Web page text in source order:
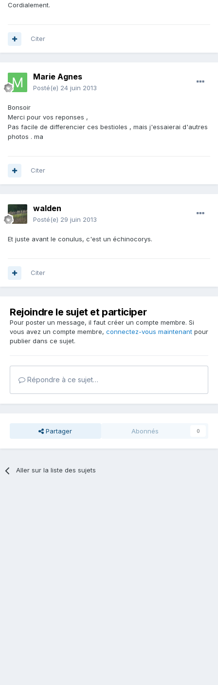
Cordialement.
Citer
Marie Agnes
Posté(e) 24 juin 2013
Bonsoir
Merci pour vos reponses ,
Pas facile de differencier ces bestioles , mais j'essaierai d'autres
photos . ma
Citer
walden
Posté(e) 29 juin 2013
Et juste avant le conulus, c'est un échinocorys.
Citer
Rejoindre le sujet et participer
Pour poster un message, il faut créer un compte membre. Si
vous avez un compte membre, connectez-vous maintenant pour
publier dans ce sujet.
Répondre à ce sujet…
Partager Abonnés 0
Aller sur la liste des sujets